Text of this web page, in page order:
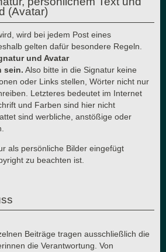
(Avatar)
wird bei jedem Post eines
gelten dafür besondere Regeln.
und Avatar
sein. Also bitte in die Signatur keine
oder Links stellen, Wörter nicht nur
Letzteres bedeutet im Internet
und Farben sind hier nicht
sind werbliche, anstößige oder
als persönliche Bilder eingefügt
zu beachten ist.
Beiträge tragen ausschließlich die
die Verantwortung. Von